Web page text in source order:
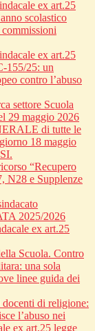
ex art.25
scolastico
ex art.25
25: un
contro l’abuso
settore Scuola
29 maggio 2026
di tutte le
18 maggio
“Recupero
N28 e Supplenze
2025/2026
ex art.25
Scuola. Contro
una sola
linee guida dei
di religione:
l’abuso nei
ex art.25 legge